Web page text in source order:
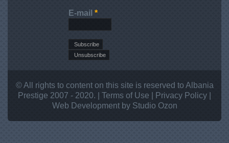
E-mail *
© All rights to content on this site is reserved to Albania
Prestige 2007 - 2020. | Terms of Use Privacy Policy
Web Developmentby Studio Ozon